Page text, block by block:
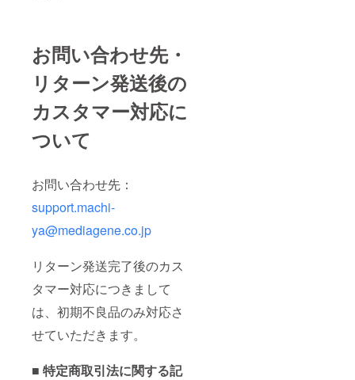
お問い合わせ先・
リターン発送後の
カスタマー対応に
ついて
お問い合わせ先：
support.machi-
ya@mediagene.co.jp
リターン発送完了後のカス
タマー対応につきまして
は、初期不良品のみ対応さ
せていただきます。
■ 特定商取引法に関する記